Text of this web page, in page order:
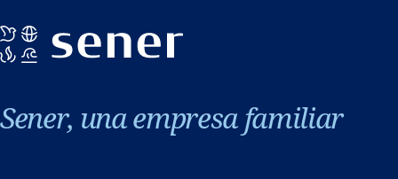
Sener, una empresa familiar